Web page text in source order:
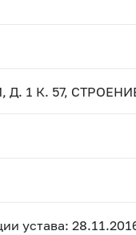
1 К. 57,
устава: